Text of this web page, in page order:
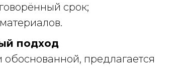
срок;
подход
предлагается